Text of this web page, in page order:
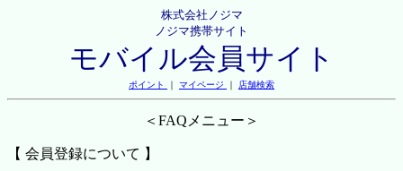
株式会社ノジマ
ノジマ携帯サイト
モバイル会員サイト
ポイント ｜ マイページ ｜ 店舗検索
＜FAQメニュー＞
【 会員登録について 】